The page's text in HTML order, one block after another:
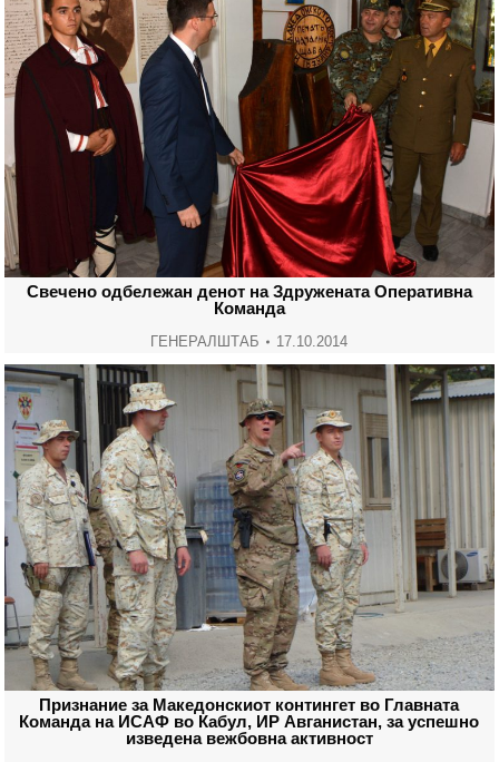
Свечено одбележан денот на Здружената Оперативна
Команда
ГЕНЕРАЛШТАБ 17.10.2014
Признание за Македонскиот контингет во Главната
Команда на ИСАФ во Кабул, ИР Авганистан, за успешно
изведена вежбовна активност